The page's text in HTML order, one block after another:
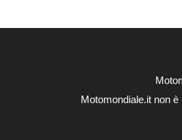
Motomondiale.it non